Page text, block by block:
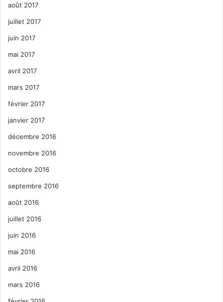
août 2017
juillet 2017
juin 2017
mai 2017
avril 2017
mars 2017
février 2017
janvier 2017
décembre 2016
novembre 2016
octobre 2016
septembre 2016
août 2016
juillet 2016
juin 2016
mai 2016
avril 2016
mars 2016